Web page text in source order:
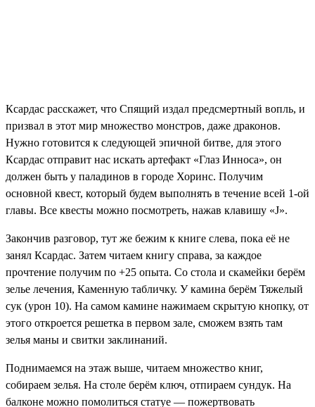
Ксардас расскажет, что Спящий издал предсмертный вопль, и
призвал в этот мир множество монстров, даже драконов.
Нужно готовится к следующей эпичной битве, для этого
Ксардас отправит нас искать артефакт «Глаз Инноса», он
должен быть у паладинов в городе Хоринс. Получим
основной квест, который будем выполнять в течение всей 1-ой
главы. Все квесты можно посмотреть, нажав клавишу «J».
Закончив разговор, тут же бежим к книге слева, пока её не
занял Ксардас. Затем читаем книгу справа, за каждое
прочтение получим по +25 опыта. Со стола и скамейки берём
зелье лечения, Каменную табличку. У камина берём Тяжелый
сук (урон 10). На самом камине нажимаем скрытую кнопку, от
этого откроется решетка в первом зале, сможем взять там
зелья маны и свитки заклинаний.
Поднимаемся на этаж выше, читаем множество книг,
собираем зелья. На столе берём ключ, отпираем сундук. На
балконе можно помолиться статуе — пожертвовать